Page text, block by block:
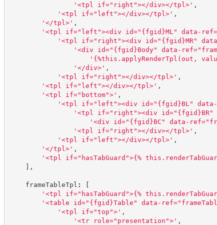
' <tpl if="right"></div></tpl>' ,
' <tpl if="left"></div></tpl>' ,
' </tpl>' ,
' <tpl if="left"><div id="{fgid}ML" data-
' <tpl if="right"><div id="{fgid}MR"
' <div id="{fgid}Body" data-
' {%this.applyRenderTpl(out,
' </div>' ,
' <tpl if="right"></div></tpl>' ,
' <tpl if="left"></div></tpl>' ,
' <tpl if="bottom">' ,
' <tpl if="left"><div id="{fgid}BL"
' <tpl if="right"><div id="{fgid}BR"
' <div id="{fgid}BC" data-
' <tpl if="right"></div></tpl>' ,
' <tpl if="left"></div></tpl>' ,
' </tpl>' ,
' <tpl if="hasTabGuard">{%
] ,
frameTableTpl :
[
' <tpl if="hasTabGuard">{%
' <table id="{fgid}Table" data-
' <tpl if="top">' ,
' <tr role="presentation">' ,